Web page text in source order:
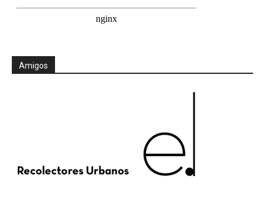
Amigos